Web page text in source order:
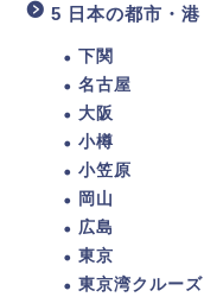
5 日本の都市・港
下関
名古屋
大阪
小樽
小笠原
岡山
広島
東京
東京湾クルーズ